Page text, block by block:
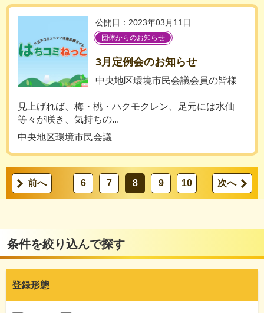
公開日：2023年03月11日
団体からのお知らせ
3月定例会のお知らせ
中央地区環境市民会議会員の皆様
見上げれば、梅・桃・ハクモクレン、足元には水仙
等々が咲き、気持ちの...
中央地区環境市民会議
前へ 6 7 8 9 10 次へ
条件を絞り込んで探す
登録形態